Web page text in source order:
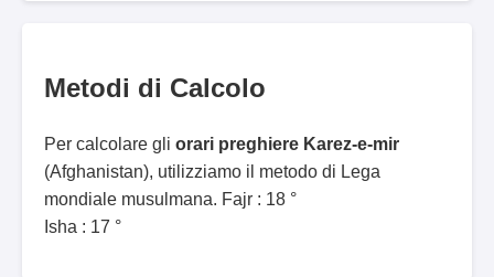
Metodi di Calcolo
Per calcolare gli orari preghiere Karez-e-mir
(Afghanistan), utilizziamo il metodo di Lega
mondiale musulmana. Fajr : 18 °
Isha : 17 °